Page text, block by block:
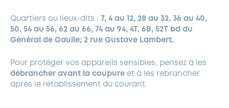
GESTION DU PATRIMOINE ARBORÉ
Quartiers ou lieux-dits : 7, 4 au 12, 28 au 32, 36 au 40,
50, 54 au 56, 62 au 66, 74 au 94, 4T, 6B, 52T bd du
Général de Gaulle; 2 rue Gustave Lambert.
Pour protéger vos appareils sensibles, pensez à les
débrancher avant la coupure et à les rebrancher
après le rétablissement du courant.